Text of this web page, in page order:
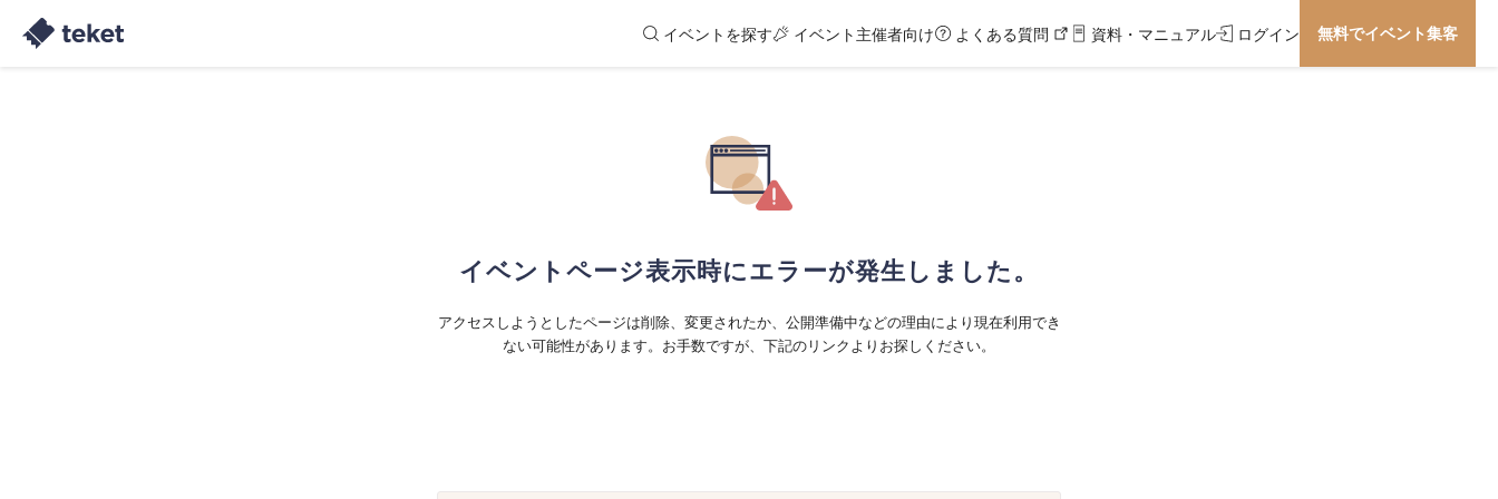
イベントを探す イベント主催者向け よくある質問 資料・マニュアル ログイン 無料でイベント集客
イベントページ表示時にエラーが発生しました。
アクセスしようとしたページは削除、変更されたか、公開準備中などの理由により現在利用でき
ない可能性があります。お手数ですが、下記のリンクよりお探しください。